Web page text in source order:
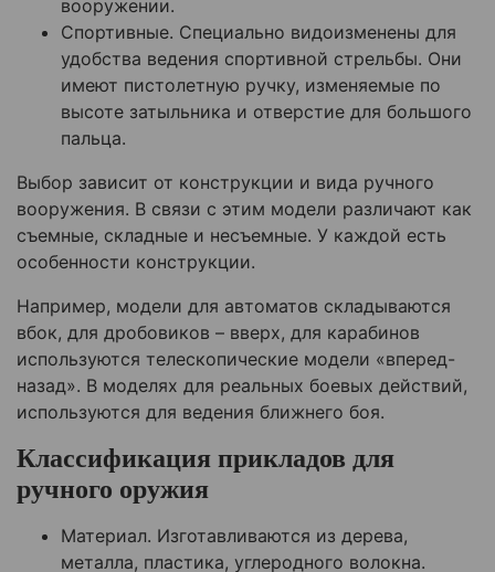
вооружении.
Спортивные. Специально видоизменены для
удобства ведения спортивной стрельбы. Они
имеют пистолетную ручку, изменяемые по
высоте затыльника и отверстие для большого
пальца.
Выбор зависит от конструкции и вида ручного
вооружения. В связи с этим модели различают как
съемные, складные и несъемные. У каждой есть
особенности конструкции.
Например, модели для автоматов складываются
вбок, для дробовиков – вверх, для карабинов
используются телескопические модели «вперед-
назад». В моделях для реальных боевых действий,
используются для ведения ближнего боя.
Классификация прикладов для
ручного оружия
Материал. Изготавливаются из дерева,
металла, пластика, углеродного волокна.